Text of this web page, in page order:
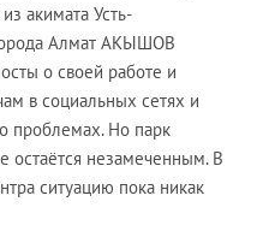
акимата Усть-
Алмат АКЫШОВ
о своей работе и
в социальных сетях и
проблемах. Но парк
остаётся незамеченным. В
ситуацию пока никак